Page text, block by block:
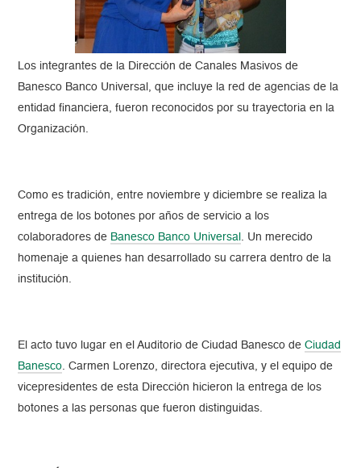
Los integrantes de la Dirección de Canales Masivos de
Banesco Banco Universal, que incluye la red de agencias de la
entidad financiera, fueron reconocidos por su trayectoria en la
Organización.
Como es tradición, entre noviembre y diciembre se realiza la
entrega de los botones por años de servicio a los
colaboradores de Banesco Banco Universal . Un merecido
homenaje a quienes han desarrollado su carrera dentro de la
institución.
El acto tuvo lugar en el Auditorio de Ciudad Banesco deCiudad
Banesco. Carmen Lorenzo, directora ejecutiva, y el equipo de
vicepresidentes de esta Dirección hicieron la entrega de los
botones a las personas que fueron distinguidas.